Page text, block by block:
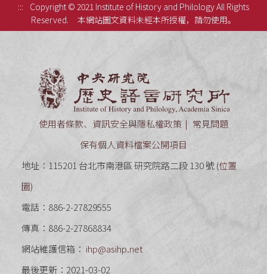
:::
Copyright © 2021 Institute of History and Philology All Rights
Reserved.
本網站圖文資料未經本所授權，請勿使用。
使用者條款、資訊安全與隱私權政策
常見問題
保有個人資料檔案公開項目
地址：115201 台北市南港區 研究院路二段 130 號 (位置
圖)
電話：886-2-27829555
傳真：886-2-27868834
網站維護信箱： ihp@asihp.net
最後更新：2021-03-02